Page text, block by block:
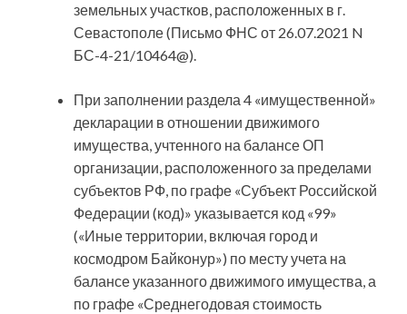
земельных участков, расположенных в г.
Севастополе (Письмо ФНС от 26.07.2021 N
БС-4-21/10464@).
При заполнении раздела 4 «имущественной»
декларации в отношении движимого
имущества, учтенного на балансе ОП
организации, расположенного за пределами
субъектов РФ, по графе «Субъект Российской
Федерации (код)» указывается код «99»
(«Иные территории, включая город и
космодром Байконур») по месту учета на
балансе указанного движимого имущества, а
по графе «Среднегодовая стоимость